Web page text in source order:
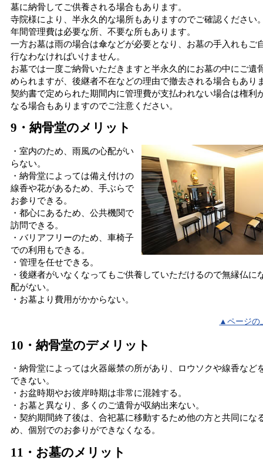
墓に納骨してご供養される場合もあります。
寺院様により、半永久的な場所もありますのでご確認ください
年間管理費は必要な所、不要な所もあります。
一方お墓は雨の場合は傘などが必要となり、お墓の手入れもご
行なわなければいけません。
お墓では一度ご納骨いただきますと半永久的にお墓の中にご遺
められますが、後継者不在などの理由で撤去される場合もあり
契約書で定められた期間内に管理費が支払われない場合は権利
なる場合もありますのでご注意ください。
9・納骨堂のメリット
・室内のため、雨風の心配がい
らない。
・納骨堂によっては備え付けの
線香や花があるため、手ぶらで
お参りできる。
・都心にあるため、公共機関で
訪問できる。
・バリアフリーのため、車椅子
での利用もできる。
・管理を任せできる。
・後継者がいなくなってもご供養していただけるので無縁仏に
配がない。
・お墓より費用がかからない。
▲ページの
10・納骨堂のデメリット
・納骨堂によっては火器厳禁の所があり、ロウソクや線香など
できない。
・お盆時期やお彼岸時期は非常に混雑する。
・お墓と異なり、多くのご遺骨が収納出来ない。
・契約期間終了後は、合祀墓に移動するため他の方と共同にな
め、個別でのお参りができなくなる。
11・お墓のメリット